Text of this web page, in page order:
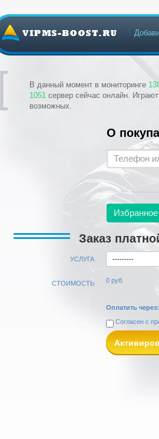
В данный момент в мониторинге
1051 сервер сейчас онлайн. Играют
возможных.
О
Избранное
Заказ
УСЛУГА
СТОИМОСТЬ 0 руб.
Оплатить через:
Согласен с